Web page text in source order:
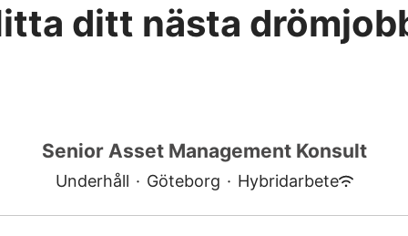
ditt nästa
Senior Asset Management Konsult
Underhåll · Göteborg · Hybridarbete